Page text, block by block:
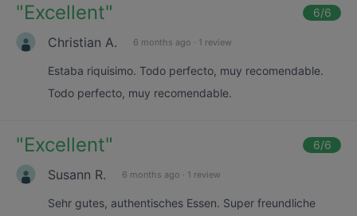
"Excellent" 6/6
Christian A. 6 months ago · 1 review
Estaba riquisimo. Todo perfecto, muy recomendable.
Todo perfecto, muy recomendable.
"Excellent" 6/6
Susann R. 6 months ago · 1 review
Sehr gutes, authentisches Essen. Super freundliche